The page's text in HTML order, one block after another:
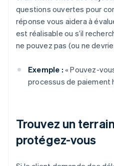
questions ouvertes pour
réponse vous aidera à
est réalisable ou s’il
ne pouvez pas (ou ne
Exemple : « Pouvez-
processus de paiement
Trouvez un
protégez-vous